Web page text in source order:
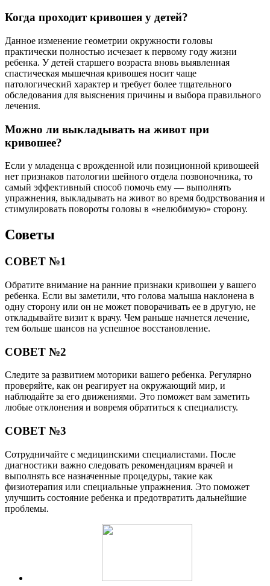
Когда проходит кривошея у детей?
Данное изменение геометрии окружности головы
практически полностью исчезает к первому году жизни
ребенка. У детей старшего возраста вновь выявленная
спастическая мышечная кривошея носит чаще
патологический характер и требует более тщательного
обследования для выяснения причины и выбора правильного
лечения.
Можно ли выкладывать на живот при
кривошее?
Если у младенца с врожденной или позиционной кривошеей
нет признаков патологии шейного отдела позвоночника, то
самый эффективный способ помочь ему — выполнять
упражнения, выкладывать на живот во время бодрствования и
стимулировать повороты головы в «нелюбимую» сторону.
Советы
СОВЕТ №1
Обратите внимание на ранние признаки кривошеи у вашего
ребенка. Если вы заметили, что голова малыша наклонена в
одну сторону или он не может поворачивать ее в другую, не
откладывайте визит к врачу. Чем раньше начнется лечение,
тем больше шансов на успешное восстановление.
СОВЕТ №2
Следите за развитием моторики вашего ребенка. Регулярно
проверяйте, как он реагирует на окружающий мир, и
наблюдайте за его движениями. Это поможет вам заметить
любые отклонения и вовремя обратиться к специалисту.
СОВЕТ №3
Сотрудничайте с медицинскими специалистами. После
диагностики важно следовать рекомендациям врачей и
выполнять все назначенные процедуры, такие как
физиотерапия или специальные упражнения. Это поможет
улучшить состояние ребенка и предотвратить дальнейшие
проблемы.